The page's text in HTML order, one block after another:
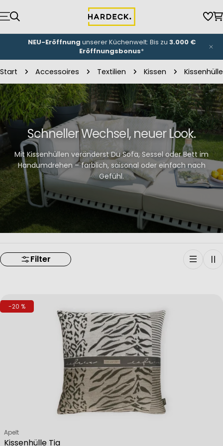
Inhalt
springen
Bereit für ein Wohn-Upgrade? Jetzt persönliche
Beratungbuchen.
Start Accessoires Textilien Kissen Kissenhülle
Schneller Wechsel, neuer Look.
Mit Kissenhüllen veränderst Du Sofa, Sessel oder Bett im
Handumdrehen – farblich, saisonal oder einfach nach
Gefühl.
Filter
-20 %
Kissenhülle Tia
Verkäufer:
Apelt